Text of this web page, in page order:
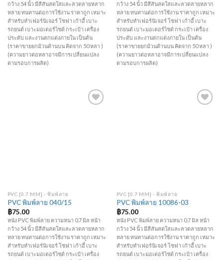
กว้าง 54 นิ้ว มีสีสันสดใสและลวดลายหลาก
หลาย ทนทานต่อการใช้งาน ราคาถูก เหมาะ
สำหรับทำเฟอร์นิเจอร์ โซฟา เก้าอี้ เบาะ
รถยนต์ เบาะมอเตอร์ไซด์ กระเป๋า เครื่อง
ประดับ และงานตกแต่งภายใน เป็นต้น
(ราคาขายยกม้วนด้านบน คิดจาก 50 หลา )
(ความยาวต่อหลาอาจมีการเปลี่ยนแปลง
ตามรอบการผลิต)
กว้าง 54 นิ้ว มีสีสันสดใสและลวดลายหลาก
หลาย ทนทานต่อการใช้งาน ราคาถูก เหมาะ
สำหรับทำเฟอร์นิเจอร์ โซฟา เก้าอี้ เบาะ
รถยนต์ เบาะมอเตอร์ไซด์ กระเป๋า เครื่อง
ประดับ และงานตกแต่งภายใน เป็นต้น
(ราคาขายยกม้วนด้านบน คิดจาก 50 หลา )
(ความยาวต่อหลาอาจมีการเปลี่ยนแปลง
ตามรอบการผลิต)
PVC [0.7 MM] - พิมพ์ลาย
PVC พิมพ์ลาย 040/15
฿75.00
หนัง PVC พิมพ์ลาย ความหนา 0.7 มิล หน้า
กว้าง 54 นิ้ว มีสีสันสดใสและลวดลายหลาก
หลาย ทนทานต่อการใช้งาน ราคาถูก เหมาะ
สำหรับทำเฟอร์นิเจอร์ โซฟา เก้าอี้ เบาะ
รถยนต์ เบาะมอเตอร์ไซด์ กระเป๋า เครื่อง
PVC [0.7 MM] - พิมพ์ลาย
PVC พิมพ์ลาย 10086-03
฿75.00
หนัง PVC พิมพ์ลาย ความหนา 0.7 มิล หน้า
กว้าง 54 นิ้ว มีสีสันสดใสและลวดลายหลาก
หลาย ทนทานต่อการใช้งาน ราคาถูก เหมาะ
สำหรับทำเฟอร์นิเจอร์ โซฟา เก้าอี้ เบาะ
รถยนต์ เบาะมอเตอร์ไซด์ กระเป๋า เครื่อง